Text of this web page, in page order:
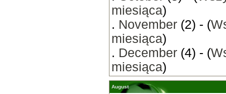
miesiąca)
. November (2) - (
miesiąca)
. December (4) - (
miesiąca)
August